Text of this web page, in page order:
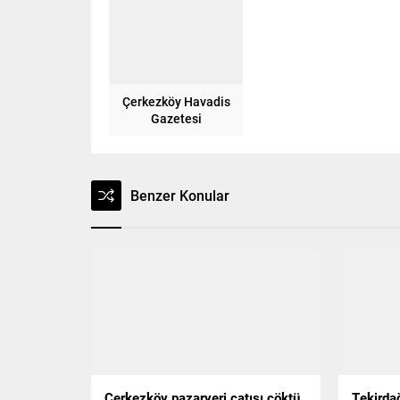
Çerkezköy Havadis
Gazetesi
Benzer Konular